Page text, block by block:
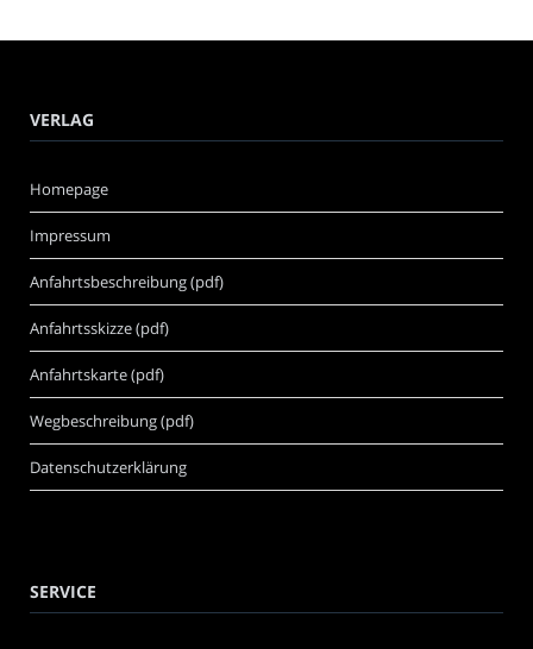
VERLAG
Homepage
Impressum
Anfahrtsbeschreibung (pdf)
Anfahrtsskizze (pdf)
Anfahrtskarte (pdf)
Wegbeschreibung (pdf)
Datenschutzerklärung
SERVICE